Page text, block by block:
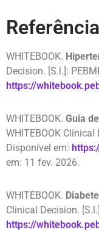
WHITEBOOK.
Decision. [S.l.]:
https://
WHITEBOOK. Guia
WHITEBOOK Clinical
Disponível em:
em: 11 fev. 2026.
WHITEBOOK.
Clinical Decision.
https://